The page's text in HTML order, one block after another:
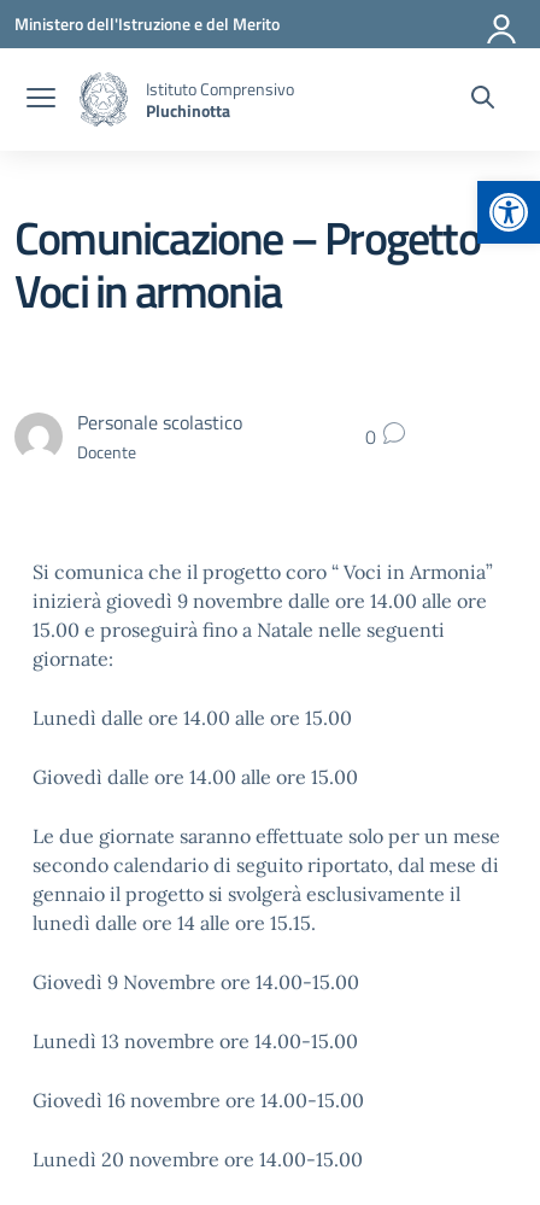
Vai ai contenuti
Vai al menu di navigazione
Vai al footer
Ministero dell'Istruzione e del Merito
Istituto Comprensivo
Pluchinotta
Comunicazione – Progetto
Voci in armonia
Personale scolastico
Docente 0
Si comunica che il progetto coro “ Voci in Armonia”
inizierà giovedì 9 novembre dalle ore 14.00 alle ore
15.00 e proseguirà fino a Natale nelle seguenti
giornate:
Lunedì dalle ore 14.00 alle ore 15.00
Giovedì dalle ore 14.00 alle ore 15.00
Le due giornate saranno effettuate solo per un mese
secondo calendario di seguito riportato, dal mese di
gennaio il progetto si svolgerà esclusivamente il
lunedì dalle ore 14 alle ore 15.15.
Giovedì 9 Novembre ore 14.00-15.00
Lunedì 13 novembre ore 14.00-15.00
Giovedì 16 novembre ore 14.00-15.00
Lunedì 20 novembre ore 14.00-15.00